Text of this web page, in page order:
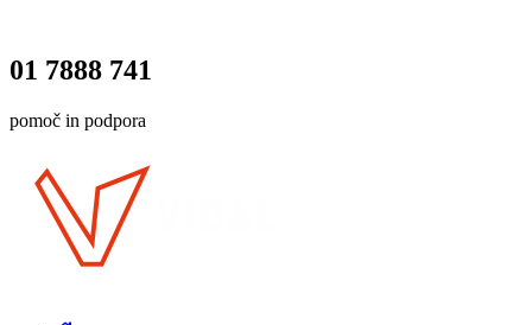
01 7888 741
pomoč in podpora